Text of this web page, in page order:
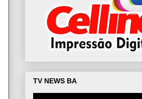
TV NEWS BA